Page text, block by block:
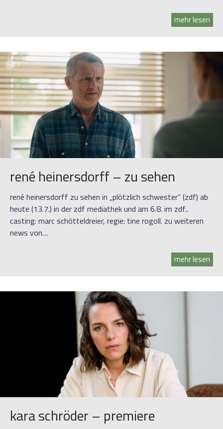
mehr lesen
rené heinersdorff – zu sehen
rené heinersdorff zu sehen in „plötzlich schwester“ (zdf) ab
heute (13.7.) in der zdf mediathek und am 6.8. im zdf..
casting: marc schötteldreier, regie: tine rogoll. zu weiteren
news von…
mehr lesen
kara schröder – premiere